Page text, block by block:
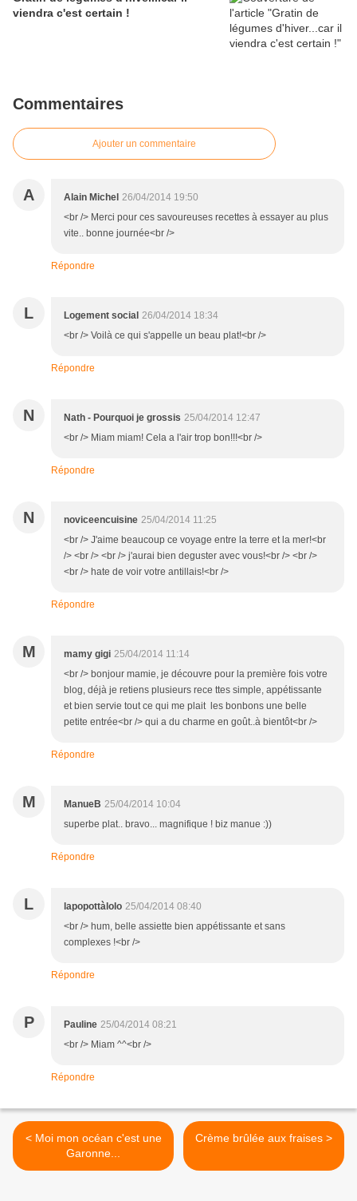
viendra c'est certain !
Commentaires
Ajouter un commentaire
A Alain Michel 26/04/2014 19:50
<br /> Merci pour ces savoureuses recettes à essayer au plus
vite.. bonne journée<br />
Répondre
L Logement social 26/04/2014 18:34
<br /> Voilà ce qui s'appelle un beau plat!<br />
Répondre
N Nath - Pourquoi je grossis 25/04/2014 12:47
<br /> Miam miam! Cela a l'air trop bon!!!<br />
Répondre
N noviceencuisine 25/04/2014 11:25
<br /> J'aime beaucoup ce voyage entre la terre et la mer!<br
/> <br /> <br /> j'aurai bien deguster avec vous!<br /> <br />
<br /> hate de voir votre antillais!<br />
Répondre
M mamy gigi 25/04/2014 11:14
<br /> bonjour mamie, je découvre pour la première fois votre
blog, déjà je retiens plusieurs rece ttes simple, appétissante
et bien servie tout ce qui me plait les bonbons une belle
petite entrée<br /> qui a du charme en goût..à bientôt<br />
Répondre
M ManueB 25/04/2014 10:04
superbe plat.. bravo... magnifique ! biz manue :))
Répondre
L lapopottàlolo 25/04/2014 08:40
<br /> hum, belle assiette bien appétissante et sans
complexes !<br />
Répondre
P Pauline 25/04/2014 08:21
<br /> Miam ^^<br />
Répondre
< Moi mon océan c'est une
Garonne...
Crème brûlée aux fraises >